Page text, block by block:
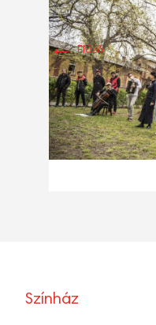
←Előző
Színház